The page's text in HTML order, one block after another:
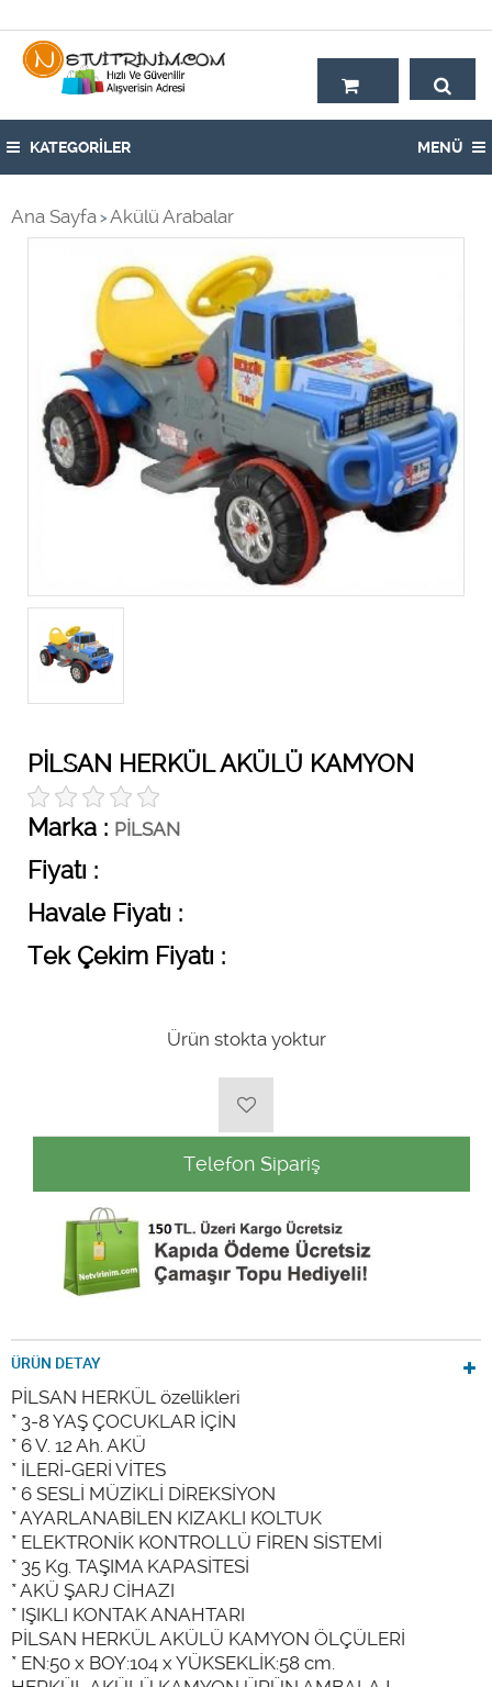
KATEGORİLER MENÜ
Ana Sayfa > Akülü Arabalar
PİLSAN HERKÜL AKÜLÜ KAMYON
Marka : PİLSAN
Fiyatı :
Havale Fiyatı :
Tek Çekim Fiyatı :
Ürün stokta yoktur
Telefon Sipariş
ÜRÜN DETAY
PİLSAN HERKÜL özellikleri
* 3-8 YAŞ ÇOCUKLAR İÇİN
* 6 V. 12 Ah. AKÜ
* İLERİ-GERİ VİTES
* 6 SESLİ MÜZİKLİ DİREKSİYON
* AYARLANABİLEN KIZAKLI KOLTUK
* ELEKTRONİK KONTROLLÜ FİREN SİSTEMİ
* 35 Kg. TAŞIMA KAPASİTESİ
* AKÜ ŞARJ CİHAZI
* IŞIKLI KONTAK ANAHTARI
PİLSAN HERKÜL AKÜLÜ KAMYON ÖLÇÜLERİ
* EN:50 x BOY:104 x YÜKSEKLİK:58 cm.